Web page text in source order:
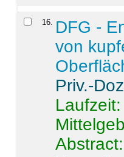
16
DFG -
von
Priv.-
Abstract: